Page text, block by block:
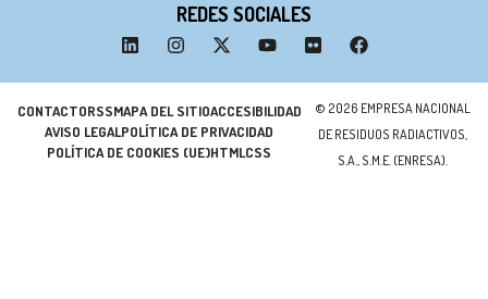
REDES SOCIALES
© 2026 EMPRESA NACIONAL
DE RESIDUOS RADIACTIVOS,
S.A., S.M.E. (ENRESA).
CONTACTORSSMAPA DEL SITIOACCESIBILIDAD
AVISO LEGALPOLÍTICA DE PRIVACIDAD
POLÍTICA DE COOKIES (UE)HTMLCSS